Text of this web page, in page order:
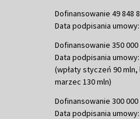
Dofinansowanie 49 848
Data podpisania umowy:
Dofinansowanie 350 000
Data podpisania umowy:
(wpłaty styczeń 90 mln,
marzec 130 mln)
Dofinansowanie 300 000
Data podpisania umowy: